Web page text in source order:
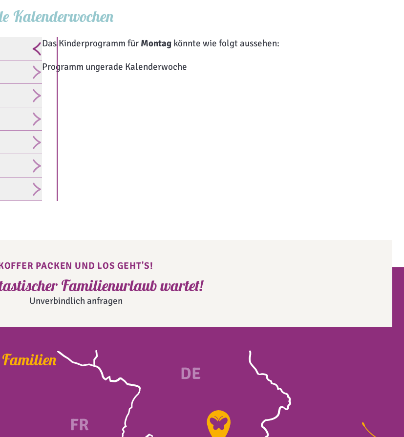
Kalenderwochen
Das Kinderprogramm für Montag könnte wie folgt aussehen:
Programm ungerade Kalenderwoche
PACKEN UND LOS GEHT'S!
Familienurlaub wartet!
Unverbindlich anfragen
DE
FR